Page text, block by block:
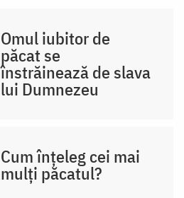
Omul iubitor de
păcat se
înstrăinează de slava
lui Dumnezeu
Cum înțeleg cei mai
mulți păcatul?